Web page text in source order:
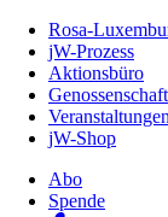
Inhalt
Seite
Rosa-
jW-Prozess
Aktionsbüro
Genossenschaft
Veranstaltungen
jW-Shop
Abo
Spende